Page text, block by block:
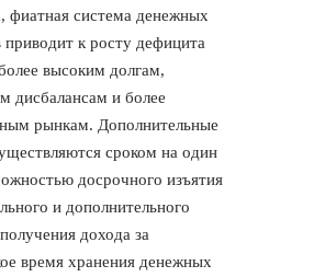
фиатная система денежных
приводит к росту дефицита
высоким долгам,
дисбалансам и более
рынкам. Дополнительные
сроком на один
досрочного изъятия
и дополнительного
дохода за
время хранения денежных